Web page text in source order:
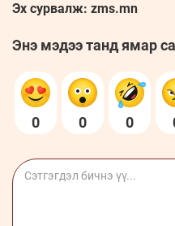
Эх сурвалж: zms.mn
Энэ мэдээ танд ямар
0 0 0